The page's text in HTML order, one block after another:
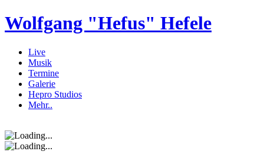
Wolfgang "Hefus" Hefele
Live
Musik
Termine
Galerie
Hepro Studios
Mehr..